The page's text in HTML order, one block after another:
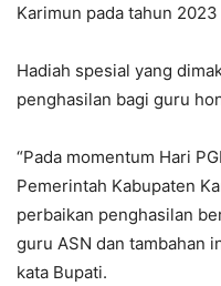
Karimun pada tahun
Hadiah spesial yang
penghasilan bagi guru
“Pada momentum Hari
Pemerintah Kabupaten
perbaikan penghasilan
guru ASN dan tambahan
kata Bupati.